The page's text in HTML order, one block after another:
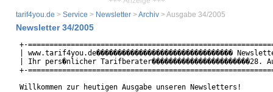
tarif4you.de > Service > Newsletter >Archiv > Ausgabe 34/2005
Newsletter 34/2005
+-
| www.tarif4you.de��������������������������������
| Ihr pers�nlicher Tarifberater�����������������������28.
+-
Willkommen zur heutigen Ausgabe unseren Newsletters!